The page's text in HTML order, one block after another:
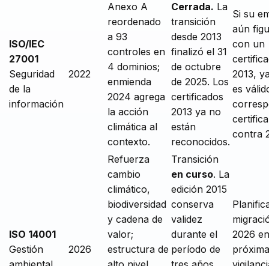
ISO/IEC
27001
Seguridad
de la
información
2022
Anexo A
reordenado
a 93
controles en
4 dominios;
enmienda
2024 agrega
la acción
climática al
contexto.
Cerrada. La
transición
desde 2013
finalizó el 31
de octubre
de 2025. Los
certificados
2013 ya no
están
reconocidos.
Si su
aún
con un
2013,
es
contra
ISO 14001
Gestión
2026
Refuerza
cambio
climático,
biodiversidad
y cadena de
valor;
estructura de
Transición
en curso. La
edición 2015
conserva
validez
durante el
período de
2026
próxima